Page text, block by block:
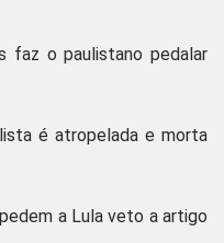
faz o paulistano pedalar
é atropelada e morta
a Lula veto a artigo